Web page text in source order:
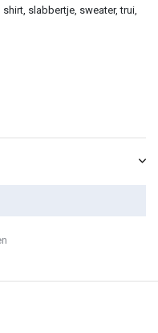
slabbertje, sweater, trui,